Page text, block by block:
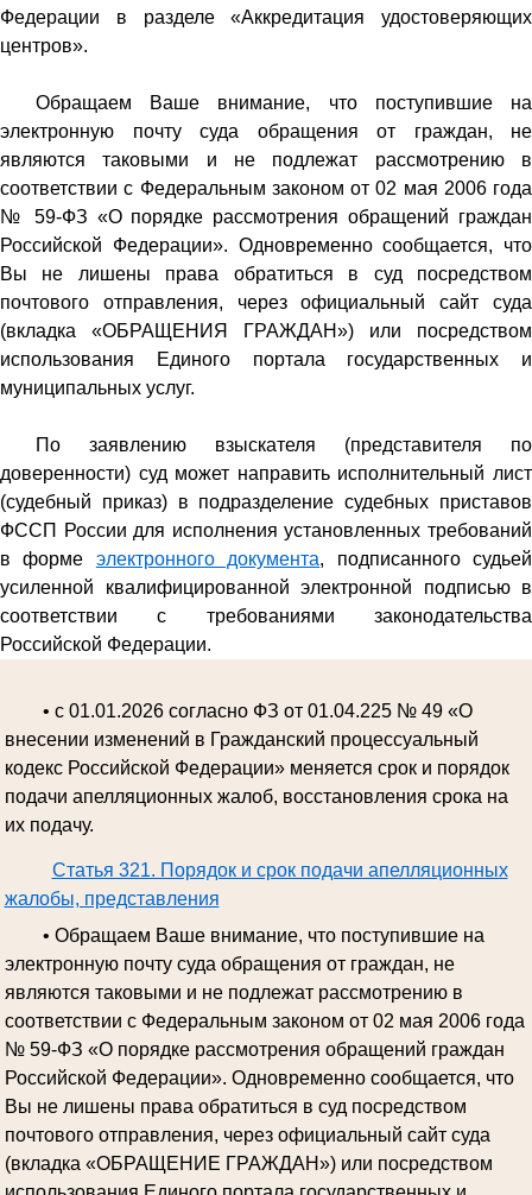
Федерации в разделе «Аккредитация удостоверяющих
центров».
Обращаем Ваше внимание, что поступившие на
электронную почту суда обращения от граждан, не
являются таковыми и не подлежат рассмотрению в
соответствии с Федеральным законом от 02 мая 2006 года
№ 59-ФЗ «О порядке рассмотрения обращений граждан
Российской Федерации». Одновременно сообщается, что
Вы не лишены права обратиться в суд посредством
почтового отправления, через официальный сайт суда
(вкладка «ОБРАЩЕНИЯ ГРАЖДАН») или посредством
использования Единого портала государственных и
муниципальных услуг.
По заявлению взыскателя (представителя по
доверенности) суд может направить исполнительный лист
(судебный приказ) в подразделение судебных приставов
ФССП России для исполнения установленных требований
в форме электронного документа, подписанного судьей
усиленной квалифицированной электронной подписью в
соответствии с требованиями законодательства
Российской Федерации.
• с 01.01.2026 согласно ФЗ от 01.04.225 № 49 «О
внесении изменений в Гражданский процессуальный
кодекс Российской Федерации» меняется срок и порядок
подачи апелляционных жалоб, восстановления срока на
их подачу.
Статья 321. Порядок и срок подачи апелляционных
жалобы, представления
• Обращаем Ваше внимание, что поступившие на
электронную почту суда обращения от граждан, не
являются таковыми и не подлежат рассмотрению в
соответствии с Федеральным законом от 02 мая 2006 года
№ 59-ФЗ «О порядке рассмотрения обращений граждан
Российской Федерации». Одновременно сообщается, что
Вы не лишены права обратиться в суд посредством
почтового отправления, через официальный сайт суда
(вкладка «ОБРАЩЕНИЕ ГРАЖДАН») или посредством